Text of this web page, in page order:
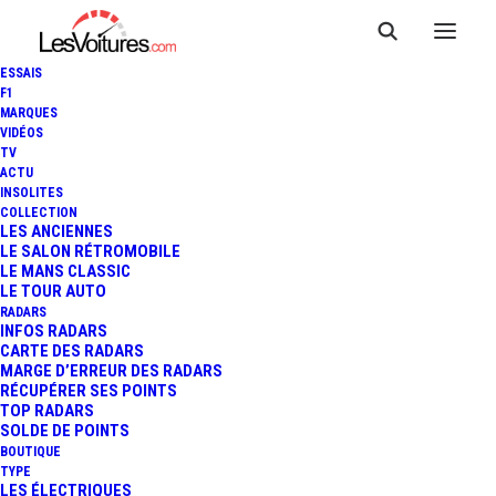
ESSAIS
F1
MARQUES
VIDÉOS
TV
ACTU
INSOLITES
COLLECTION
LES ANCIENNES
LE SALON RÉTROMOBILE
LE MANS CLASSIC
LE TOUR AUTO
RADARS
INFOS RADARS
CARTE DES RADARS
MARGE D’ERREUR DES RADARS
RÉCUPÉRER SES POINTS
TOP RADARS
SOLDE DE POINTS
BOUTIQUE
TYPE
LES ÉLECTRIQUES
17 février 2022
LEXUS : 700 KM